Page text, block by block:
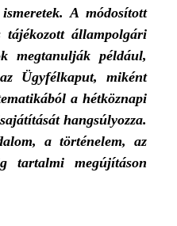
A módosított
állampolgári
megtanulják például,
Ügyfélkaput, miként
a hétköznapi
hangsúlyozza.
a történelem, az
tartalmi megújításon